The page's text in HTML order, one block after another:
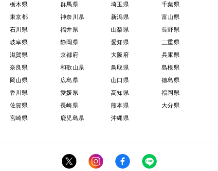
栃木県
群馬県 埼玉県
千葉県
東京都
神奈川県 新潟県
富山県
石川県
福井県 山梨県
長野県
岐阜県
静岡県 愛知県
三重県
滋賀県
京都府 大阪府
兵庫県
奈良県
和歌山県 鳥取県
島根県
岡山県
広島県 山口県
徳島県
香川県
愛媛県 高知県
福岡県
佐賀県
長崎県 熊本県
大分県
宮崎県
鹿児島県 沖縄県